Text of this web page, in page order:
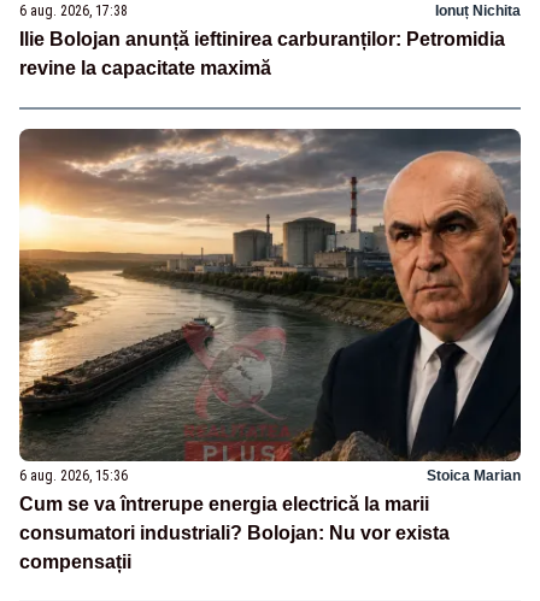
6 aug. 2026, 17:38 Ionuț Nichita
Ilie Bolojan anunță ieftinirea carburanților: Petromidia
revine la capacitate maximă
6 aug. 2026, 15:36 Stoica Marian
Cum se va întrerupe energia electrică la marii
consumatori industriali? Bolojan: Nu vor exista
compensații